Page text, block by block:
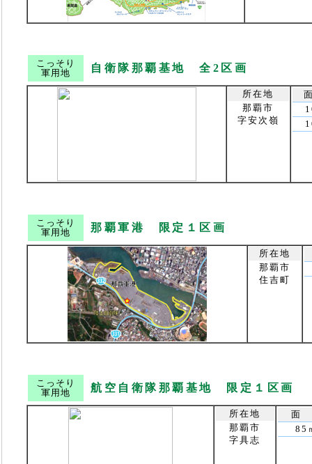
こっそり
軍用地
自衛隊那覇基地 全2区画
所在地
那覇市
字安次嶺
こっそり
軍用地
那覇軍港 限定１区画
所在地
那覇市
住吉町
こっそり
軍用地
航空自衛隊那覇基地 限定１区画
所在地
那覇市
字具志
面
85